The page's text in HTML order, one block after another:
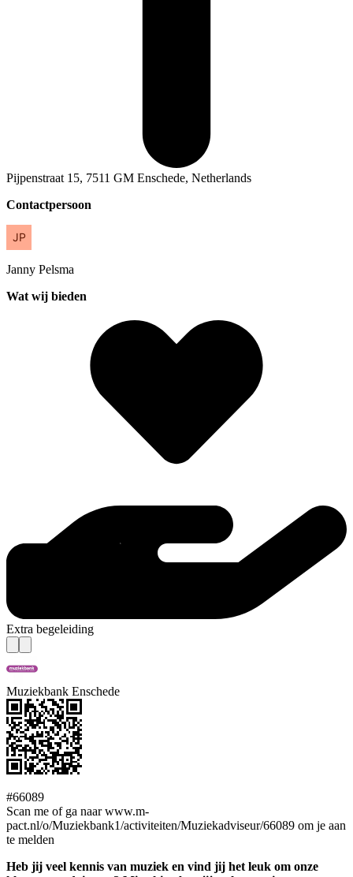
Pijpenstraat 15, 7511 GM Enschede, Netherlands
Contactpersoon
Janny Pelsma
Wat wij bieden
Extra begeleiding
Muziekbank Enschede
#66089
Scan me of ga naar www.m-
pact.nl/o/Muziekbank1/activiteiten/Muziekadviseur/66089 om je aan
te melden
Heb jij veel kennis van muziek en vind jij het leuk om onze